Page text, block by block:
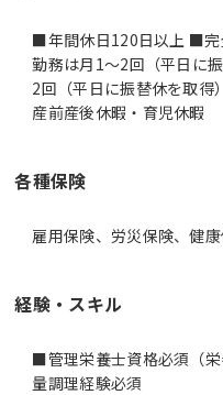
■年間休日120日以上 ■完
勤務は月1～2回（平日に
2回（平日に振替休を取
産前産後休暇・育児休暇
各種保険
雇用保険、労災保険、健
経験・スキル
■管理栄養士資格必須（
量調理経験必須